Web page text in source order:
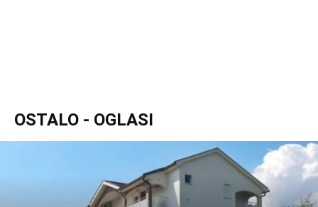
OSTALO - OGLASI